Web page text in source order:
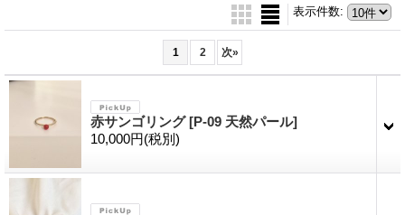
表示件数:
1 2 次»
赤サンゴリング[P-09 天然パール]
10,000円(税別)